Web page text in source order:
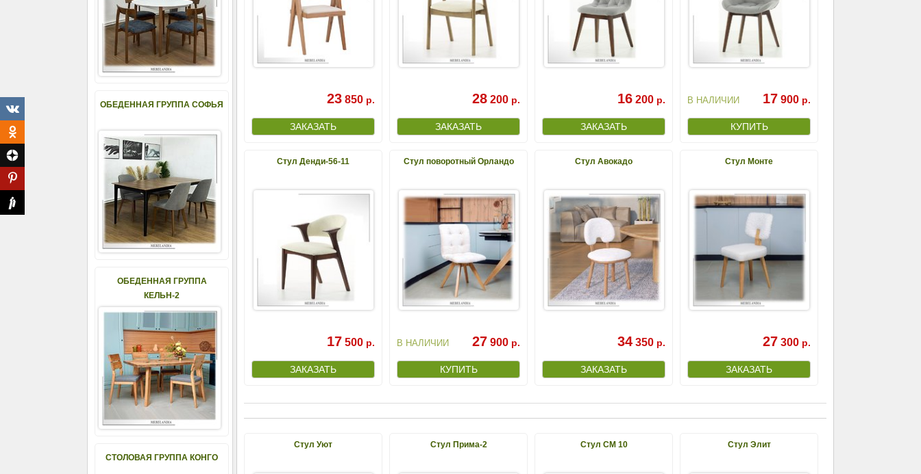
23 850 р. 28 200 р. 16 200 р. В НАЛИЧИИ 17 900 р.
Стул Денди-56-11
17 500 р.
Стул поворотный Орландо
В НАЛИЧИИ 27 900 р.
Стул Авокадо
34 350 р.
Стул Монте
27 300 р.
Стул Уют Стул Прима-2 Стул СМ 10 Стул Элит
ОБЕДЕННАЯ ГРУППА СОФЬЯ
ОБЕДЕННАЯ ГРУППА
КЕЛЬН-2
СТОЛОВАЯ ГРУППА КОНГО